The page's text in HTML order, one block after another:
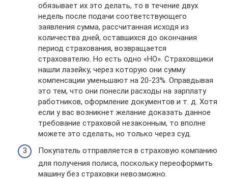
обязывает их это делать, то в течение двух
недель после подачи соответствующего
заявления сумма, рассчитанная исходя из
количества дней, оставшихся до окончания
период страхования, возвращается
страхователю. Но есть одно «НО». Страховщики
нашли лазейку, через которую они сумму
компенсации уменьшают на 20-23%. Оправдывая
это тем, что они понесли расходы на зарплату
работников, оформление документов и т. д. Хотя
если у вас возникнет желание доказать данное
требование страховой незаконным, то вполне
можете это сделать, но только через суд.
Покупатель отправляется в страховую компанию
для получения полиса, поскольку переоформить
машину без страховки невозможно.